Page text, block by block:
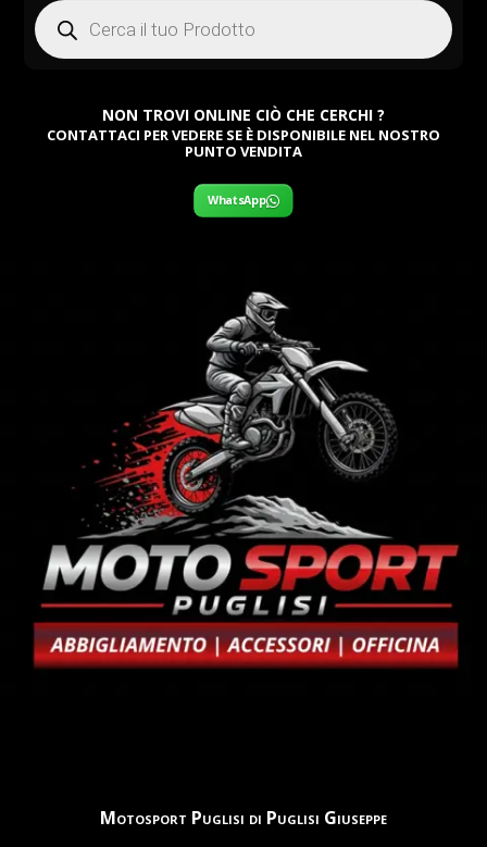
Products
search
NON TROVI ONLINE CIÒ CHE CERCHI ?
CONTATTACI PER VEDERE SE È DISPONIBILE NEL NOSTRO
PUNTO VENDITA
WhatsApp
Motosport Puglisi di Puglisi Giuseppe